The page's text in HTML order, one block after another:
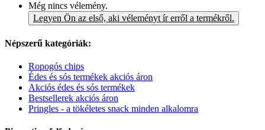
Még nincs vélemény.
Legyen Ön az első, aki véleményt ír erről a termékről.
Népszerű kategóriák:
Ropogós chips
Édes és sós termékek akciós áron
Akciós édes és sós termékek
Bestsellerek akciós áron
Pringles - a tökéletes snack minden alkalomra